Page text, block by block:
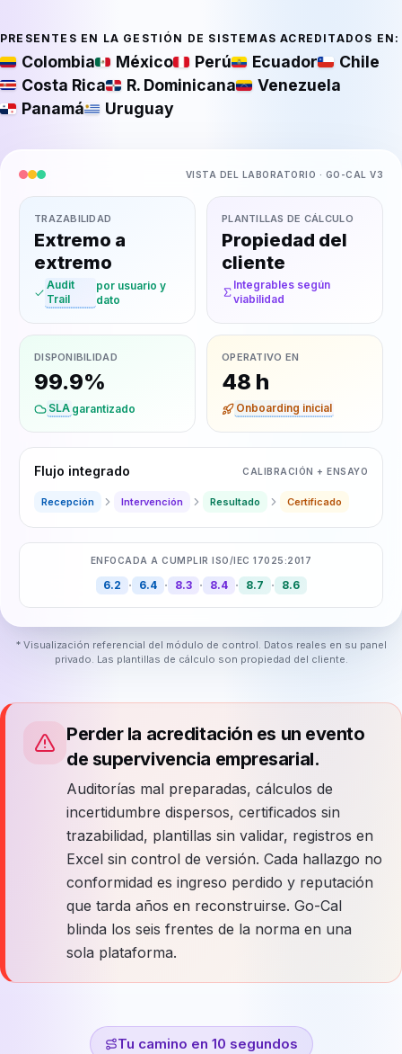
PRESENTES EN LA GESTIÓN DE SISTEMAS ACREDITADOS EN:
Colombia México Perú Ecuador
Chile
Costa Rica
R. Dominicana
Venezuela
Panamá
Uruguay
VISTA DEL LABORATORIO · GO-CAL V3
TRAZABILIDAD
Extremo a
extremo
Audit
Trail
por usuario y
dato
PLANTILLAS DE CÁLCULO
Propiedad del
cliente
Integrables según
viabilidad
DISPONIBILIDAD
99.9%
SLA garantizado
OPERATIVO EN
48 h
Onboarding inicial
Flujo integrado CALIBRACIÓN + ENSAYO
Recepción Intervención Resultado Certificado
ENFOCADA A CUMPLIR ISO/IEC 17025:2017
6.2 · 6.4 · 8.3 · 8.4 · 8.7 · 8.6
* Visualización referencial del módulo de control. Datos reales en su panel
privado. Las plantillas de cálculo son propiedad del cliente.
Perder la acreditación es un evento
de supervivencia empresarial.
Auditorías mal preparadas, cálculos de
incertidumbre dispersos, certificados sin
trazabilidad, plantillas sin validar, registros en
Excel sin control de versión. Cada hallazgo no
conformidad es ingreso perdido y reputación
que tarda años en reconstruirse. Go-Cal
blinda los seis frentes de la norma en una
sola plataforma.
Tu camino en 10 segundos